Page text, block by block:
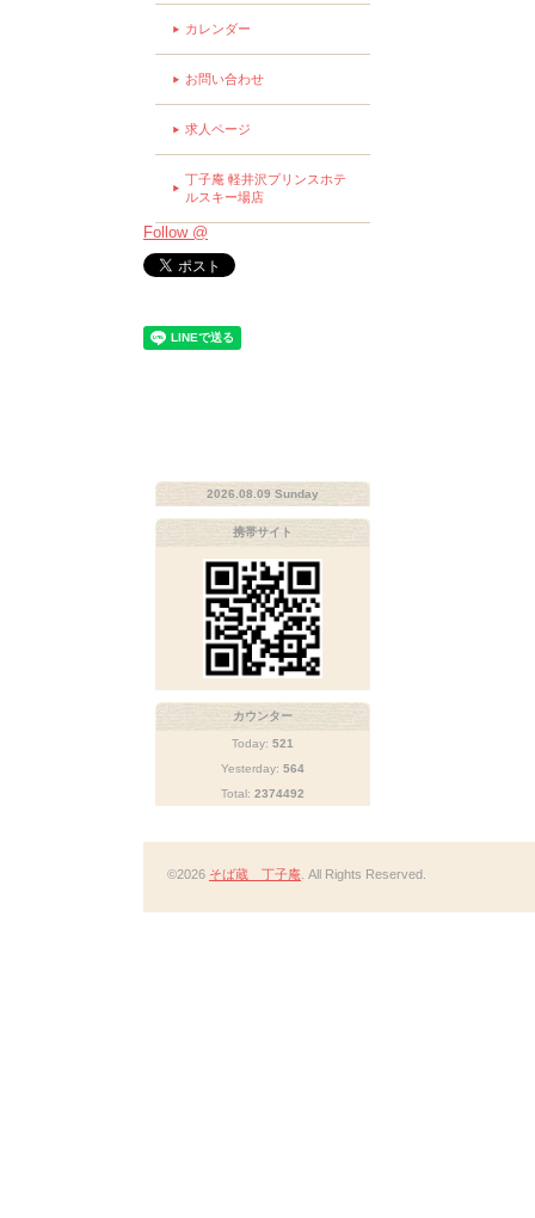
カレンダー
お問い合わせ
求人ページ
丁子庵 軽井沢プリンスホテ
ルスキー場店
Follow @
2026.08.09 Sunday
携帯サイト
カウンター
Today: 521
Yesterday: 564
Total: 2374492
©2026 そば蔵 丁子庵 . All Rights Reserved.